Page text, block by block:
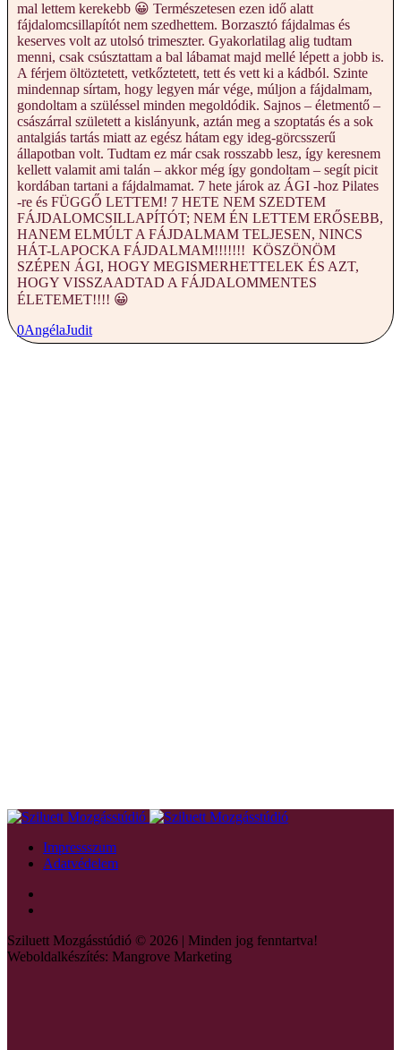
mal lettem kerekebb 😀 Természetesen ezen idő alatt
fájdalomcsillapítót nem szedhettem. Borzasztó fájdalmas és
keserves volt az utolsó trimeszter. Gyakorlatilag alig tudtam
menni, csak csúsztattam a bal lábamat majd mellé lépett a jobb is.
A férjem öltöztetett, vetkőztetett, tett és vett ki a kádból. Szinte
mindennap sírtam, hogy legyen már vége, múljon a fájdalmam,
gondoltam a szüléssel minden megoldódik. Sajnos – életmentő –
császárral született a kislányunk, aztán meg a szoptatás és a sok
antalgiás tartás miatt az egész hátam egy ideg-görcsszerű
állapotban volt. Tudtam ez már csak rosszabb lesz, így keresnem
kellett valamit ami talán – akkor még így gondoltam – segít picit
kordában tartani a fájdalmamat. 7 hete járok az ÁGI -hoz Pilates
-re és FÜGGŐ LETTEM! 7 HETE NEM SZEDTEM
FÁJDALOMCSILLAPÍTÓT; NEM ÉN LETTEM ERŐSEBB,
HANEM ELMÚLT A FÁJDALMAM TELJESEN, NINCS
HÁT-LAPOCKA FÁJDALMAM!!!!!!! KÖSZÖNÖM
SZÉPEN ÁGI, HOGY MEGISMERHETTELEK ÉS AZT,
HOGY VISSZAADTAD A FÁJDALOMMENTES
ÉLETEMET!!!! 😀
0AngélaJudit
Impressszum
Adatvédelem
Sziluett Mozgásstúdió © 2026 | Minden jog fenntartva!
Weboldalkészítés: Mangrove Marketing